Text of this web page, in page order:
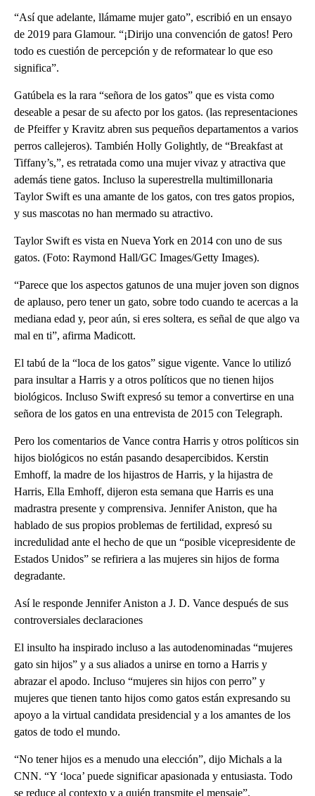
“Así que adelante, llámame mujer gato”, escribió en un ensayo
de 2019 para Glamour. “¡Dirijo una convención de gatos! Pero
todo es cuestión de percepción y de reformatear lo que eso
significa”.
Gatúbela es la rara “señora de los gatos” que es vista como
deseable a pesar de su afecto por los gatos. (las representaciones
de Pfeiffer y Kravitz abren sus pequeños departamentos a varios
perros callejeros). También Holly Golightly, de “Breakfast at
Tiffany’s,”, es retratada como una mujer vivaz y atractiva que
además tiene gatos. Incluso la superestrella multimillonaria
Taylor Swift es una amante de los gatos, con tres gatos propios,
y sus mascotas no han mermado su atractivo.
Taylor Swift es vista en Nueva York en 2014 con uno de sus
gatos. (Foto: Raymond Hall/GC Images/Getty Images).
“Parece que los aspectos gatunos de una mujer joven son dignos
de aplauso, pero tener un gato, sobre todo cuando te acercas a la
mediana edad y, peor aún, si eres soltera, es señal de que algo va
mal en ti”, afirma Madicott.
El tabú de la “loca de los gatos” sigue vigente. Vance lo utilizó
para insultar a Harris y a otros políticos que no tienen hijos
biológicos. Incluso Swift expresó su temor a convertirse en una
señora de los gatos en una entrevista de 2015 con Telegraph.
Pero los comentarios de Vance contra Harris y otros políticos sin
hijos biológicos no están pasando desapercibidos. Kerstin
Emhoff, la madre de los hijastros de Harris, y la hijastra de
Harris, Ella Emhoff, dijeron esta semana que Harris es una
madrastra presente y comprensiva. Jennifer Aniston, que ha
hablado de sus propios problemas de fertilidad, expresó su
incredulidad ante el hecho de que un “posible vicepresidente de
Estados Unidos” se refiriera a las mujeres sin hijos de forma
degradante.
Así le responde Jennifer Aniston a J. D. Vance después de sus
controversiales declaraciones
El insulto ha inspirado incluso a las autodenominadas “mujeres
gato sin hijos” y a sus aliados a unirse en torno a Harris y
abrazar el apodo. Incluso “mujeres sin hijos con perro” y
mujeres que tienen tanto hijos como gatos están expresando su
apoyo a la virtual candidata presidencial y a los amantes de los
gatos de todo el mundo.
“No tener hijos es a menudo una elección”, dijo Michals a la
CNN. “Y ‘loca’ puede significar apasionada y entusiasta. Todo
se reduce al contexto y a quién transmite el mensaje”.